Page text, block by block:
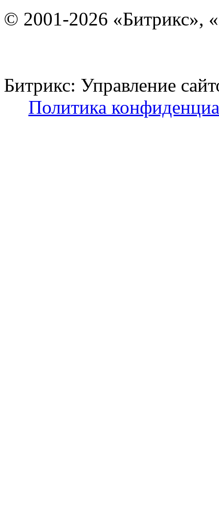
© 2001-2026 «Битрикс»,
Битрикс: Управление
Политика